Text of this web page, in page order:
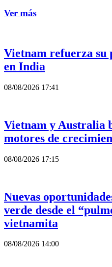
Ver más
Vietnam refuerza su
en India
08/08/2026 17:41
Vietnam y Australia
motores de
08/08/2026 17:15
Nuevas
verde desde el
vietnamita
08/08/2026 14:00